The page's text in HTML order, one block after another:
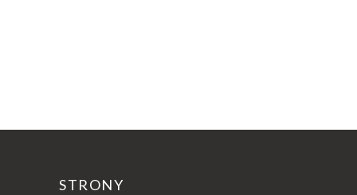
STRONY